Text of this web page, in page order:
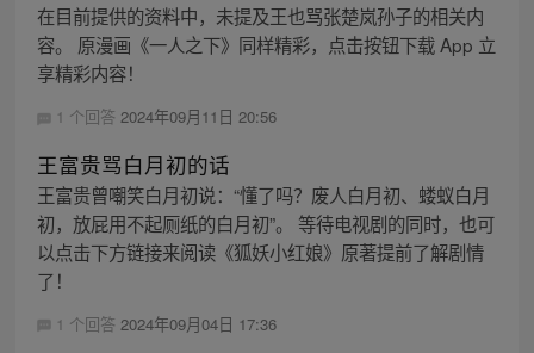
在目前提供的资料中，未提及王也骂张楚岚孙子的相关内
容。 原漫画《一人之下》同样精彩，点击按钮下载 App 立
享精彩内容！
1 个回答 2024年09月11日 20:56
王富贵骂白月初的话
王富贵曾嘲笑白月初说：“懂了吗？废人白月初、蝼蚁白月
初，放屁用不起厕纸的白月初”。 等待电视剧的同时，也可
以点击下方链接来阅读《狐妖小红娘》原著提前了解剧情
了！
1 个回答 2024年09月04日 17:36